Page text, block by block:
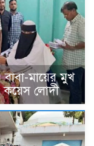
বাবা-মায়ের মুখ
কয়েস লোদী